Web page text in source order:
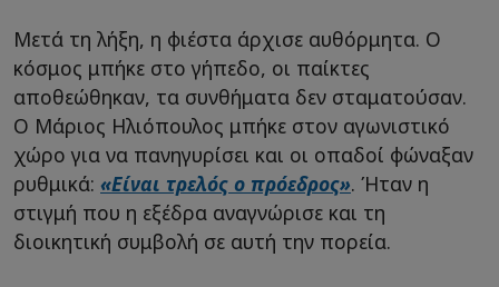
Μετά τη λήξη, η φιέστα άρχισε αυθόρμητα. Ο
κόσμος μπήκε στο γήπεδο, οι παίκτες
αποθεώθηκαν, τα συνθήματα δεν σταματούσαν.
Ο Μάριος Ηλιόπουλος μπήκε στον αγωνιστικό
χώρο για να πανηγυρίσει και οι οπαδοί φώναξαν
ρυθμικά: «Είναι τρελός ο πρόεδρος». Ήταν η
στιγμή που η εξέδρα αναγνώρισε και τη
διοικητική συμβολή σε αυτή την πορεία.